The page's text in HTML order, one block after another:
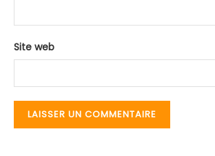
Site web